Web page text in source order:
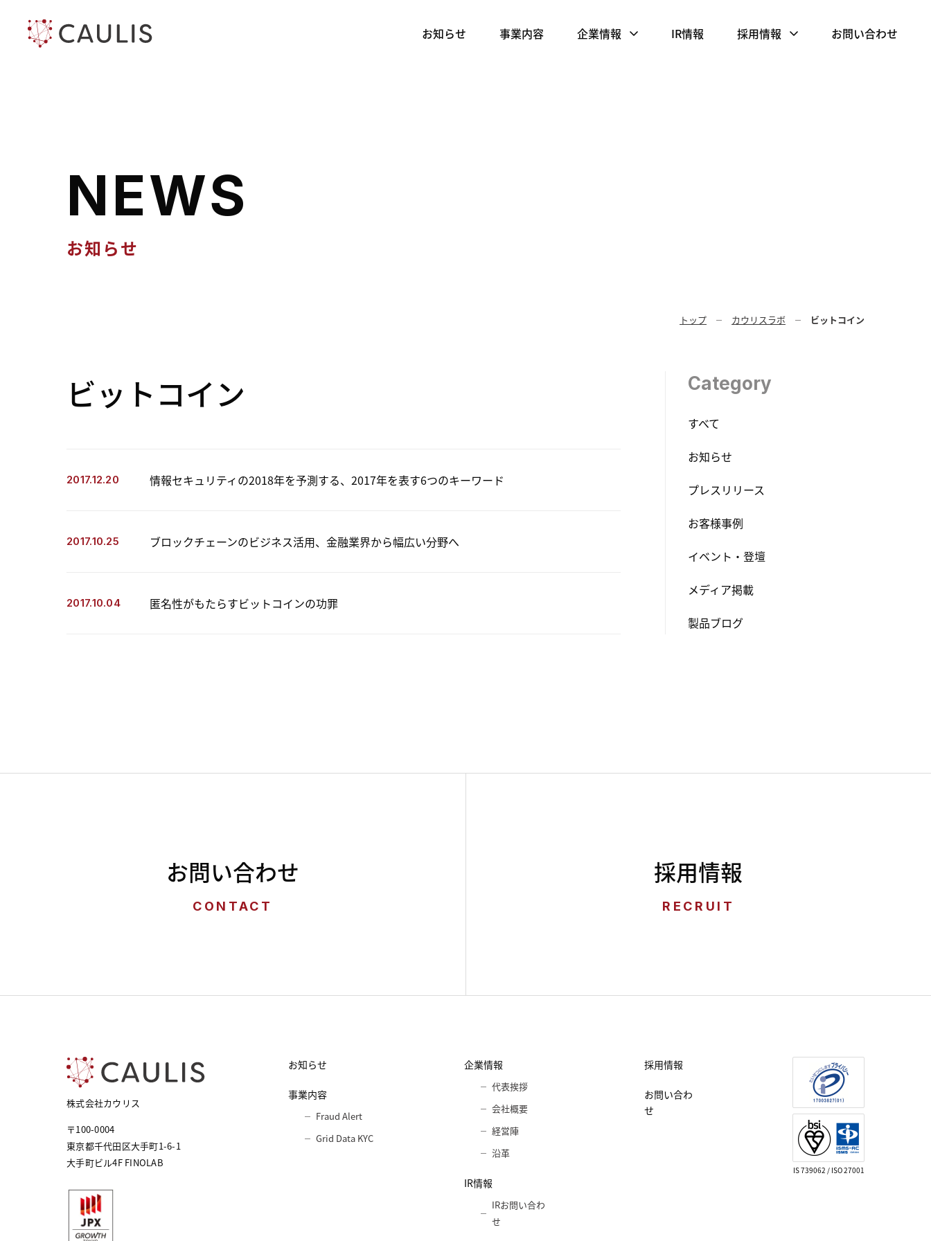
お知らせ 事業内容 企業情報 IR情報 採用情報 お問い合わせ
NEWS
お知らせ
トップ カウリスラボ ビットコイン
ビットコイン
2017.12.20 情報セキュリティの2018年を予測する、2017年を表す6つのキーワード
2017.10.25 ブロックチェーンのビジネス活用、金融業界から幅広い分野へ
2017.10.04 匿名性がもたらすビットコインの功罪
Category
すべて
お知らせ
プレスリリース
お客様事例
イベント・登壇
メディア掲載
製品ブログ
お問い合わせ
CONTACT
採用情報
RECRUIT
株式会社カウリス
〒100-0004
東京都千代田区大手町1-6-1
大手町ビル4F FINOLAB
お知らせ
事業内容
Fraud Alert
Grid Data KYC
企業情報
代表挨拶
会社概要
経営陣
沿革
IR情報
IRお問い合わ
せ
採用情報
お問い合わ
せ
IS 739062 / ISO 27001